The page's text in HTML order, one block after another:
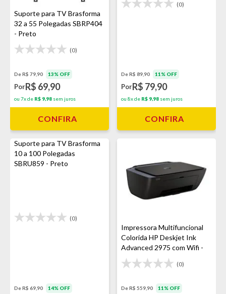
Suporte para TV Brasforma
32 a 55 Polegadas SBRP404
- Preto
(0)
De R$ 79,90 13% OFF
PorR$ 69,90
ou 7x de R$ 9,98 sem juros
CONFIRA
(0)
De R$ 89,90 11% OFF
PorR$ 79,90
ou 8x de R$ 9,98 sem juros
CONFIRA
Suporte para TV Brasforma
10 a 100 Polegadas
SBRU859 - Preto
(0)
De R$ 69,90 14% OFF
Impressora Multifuncional
Colorida HP Deskjet Ink
Advanced 2975 com Wifi -
Preto
(0)
De R$ 559,90 11% OFF